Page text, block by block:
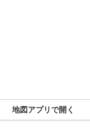
地図アプリで開く